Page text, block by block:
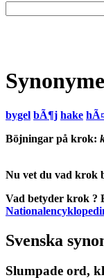
bygel bÃ¶j hake
Böjningar på krok:
Nu vet du vad krok
Vad betyder krok ?
Svenska
Slumpade ord,